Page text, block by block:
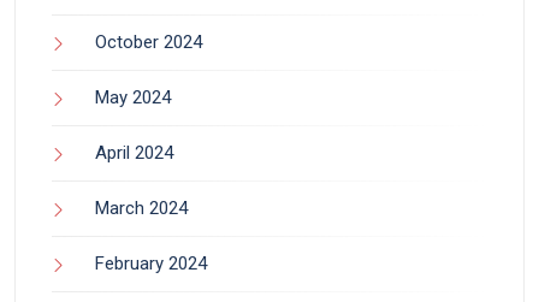
October 2024
May 2024
April 2024
March 2024
February 2024